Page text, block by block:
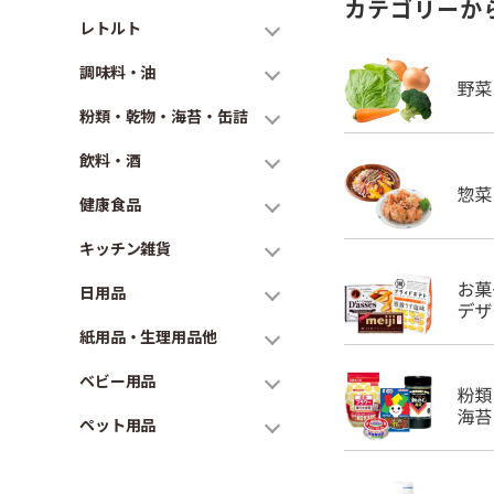
レトルト
調味料・油
粉類・乾物・海苔・缶詰
飲料・酒
健康食品
キッチン雑貨
日用品
紙用品・生理用品他
ベビー用品
ペット用品
カテゴリーか